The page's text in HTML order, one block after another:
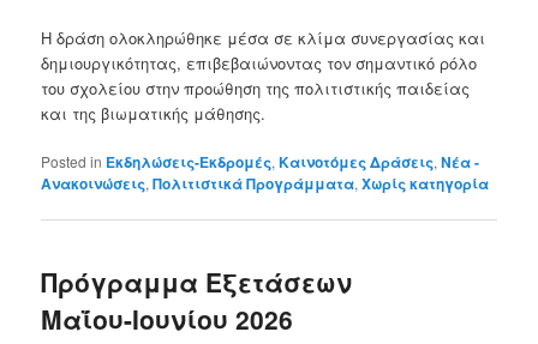
Η δράση ολοκληρώθηκε μέσα σε κλίμα συνεργασίας και
δημιουργικότητας, επιβεβαιώνοντας τον σημαντικό ρόλο
του σχολείου στην προώθηση της πολιτιστικής παιδείας
και της βιωματικής μάθησης.
Posted in Εκδηλώσεις-Εκδρομές,Καινοτόμες Δράσεις,Νέα -
Ανακοινώσεις,Πολιτιστικά Προγράμματα,Χωρίς κατηγορία
Πρόγραμμα Εξετάσεων
Μαΐου-Ιουνίου 2026